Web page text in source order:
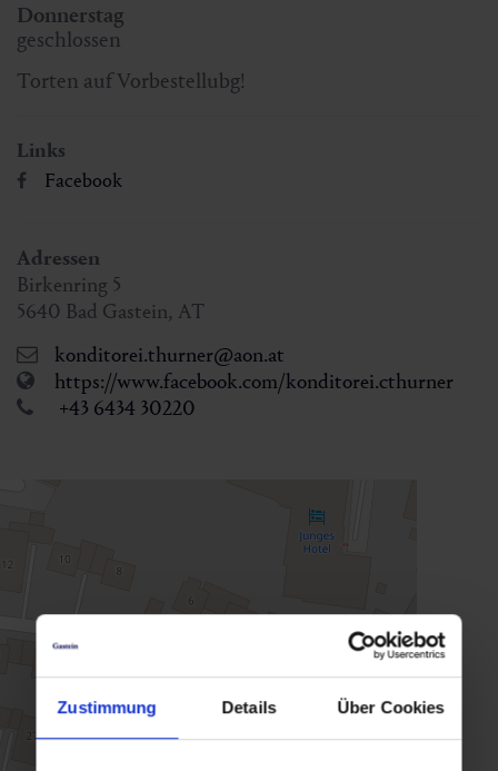
Zustimmung Details Über Cookies
Donnerstag
geschlossen
Torten auf Vorbestellubg!
Links
Facebook
Adressen
Birkenring 5
5640 Bad Gastein, AT
konditorei.thurner@aon.at
https://www.facebook.com/konditorei.cthurner
+43 6434 30220